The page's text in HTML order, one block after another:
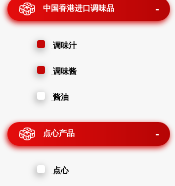
中国香港进口调味品
调味汁
调味酱
酱油
点心产品
点心